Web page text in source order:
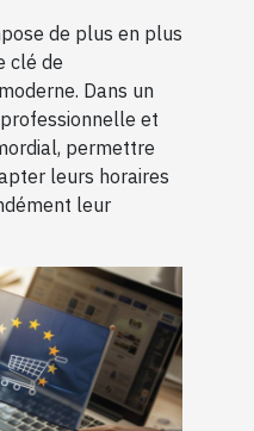
de plus en plus
clé de
Dans un
et
permettre
leurs horaires
leur